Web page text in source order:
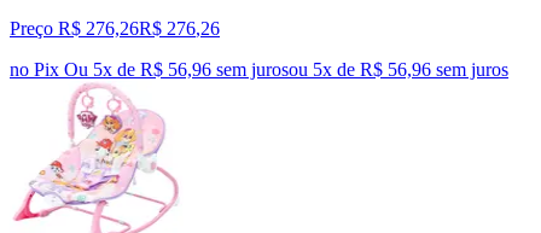
Preço R$ 276,26R$ 276,26
no Pix Ou 5x de R$ 56,96 sem jurosou 5x de R$ 56,96 sem juros